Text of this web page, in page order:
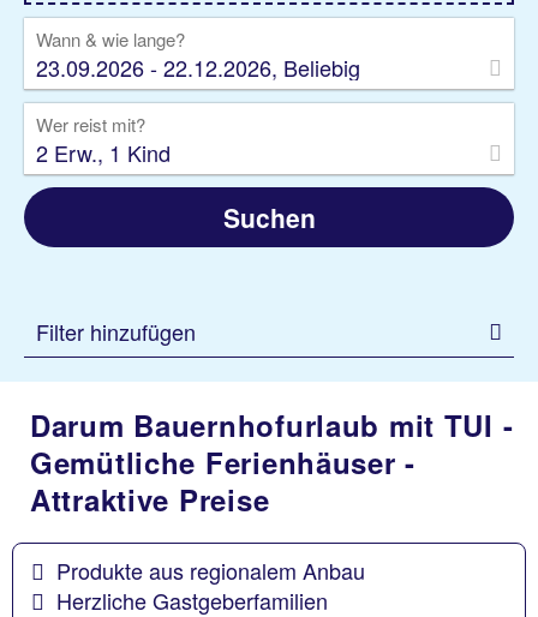
Wann & wie lange?
23.09.2026 - 22.12.2026, Beliebig
Wer reist mit?
2 Erw., 1 Kind
Suchen
Filter hinzufügen
Darum Bauernhofurlaub mit TUI -
Gemütliche Ferienhäuser -
Attraktive Preise
Produkte aus regionalem Anbau
Herzliche Gastgeberfamilien